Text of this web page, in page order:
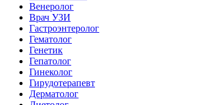
Венеролог
Врач УЗИ
Гастроэнтеролог
Гематолог
Генетик
Гепатолог
Гинеколог
Гирудотерапевт
Дерматолог